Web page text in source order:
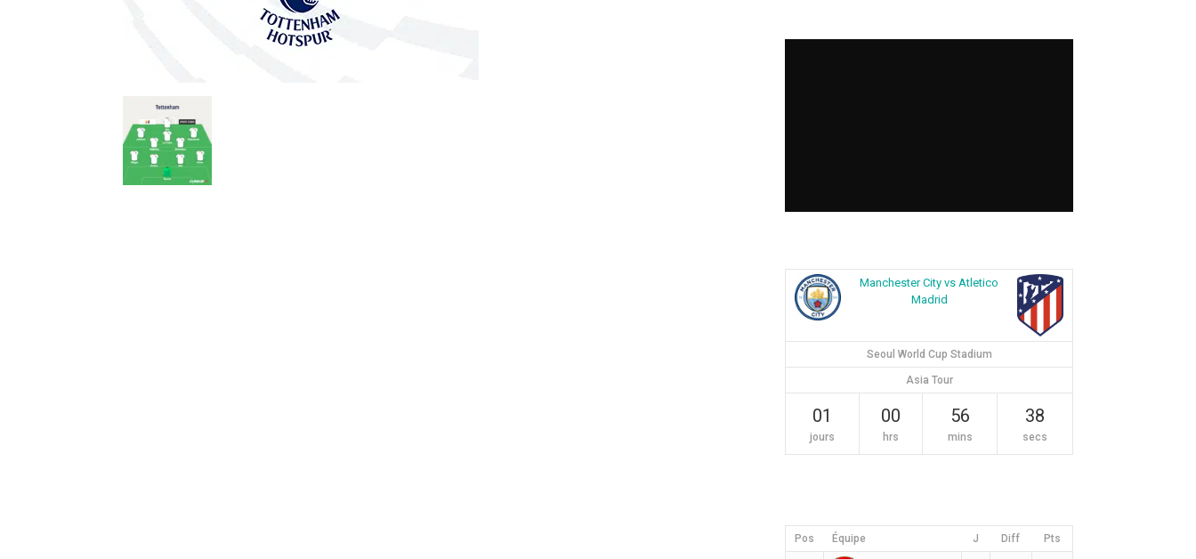
Manchester City vs Atletico
Madrid
Seoul World Cup Stadium
Asia Tour
01
jours
00
hrs
56
mins
38
secs
Pos Équipe J Diff Pts